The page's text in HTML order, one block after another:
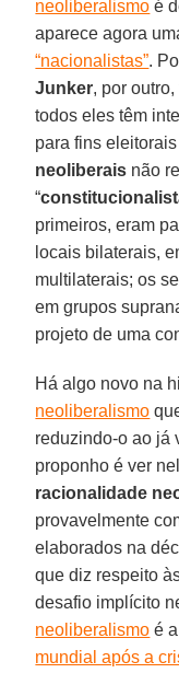
neoliberalismo é
aparece agora
“nacionalistas”.
Junker, por
todos eles têm
para fins
neoliberais não
“
primeiros, eram
locais bilaterais,
multilaterais; os
em grupos
projeto de uma
Há algo novo na
neoliberalismo
reduzindo-o ao já
proponho é ver
racionalidade
provavelmente
elaborados na
que diz respeito
desafio implícito
neoliberalismo é a
mundial após a